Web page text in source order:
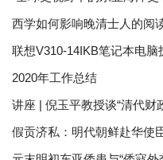
西学如何影响晚清士人的阅
联想V310-14IKB笔记本电
2020年工作总结
讲座 | 倪玉平教授谈“清代财
假贡济私：明代朝鲜赴华使